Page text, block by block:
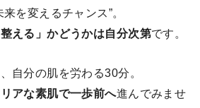
を変えるチャンス”。
整える」かどうかは自分次第です。
自分の肌を労わる30分。
アな素肌で一歩前へ進んでみませ